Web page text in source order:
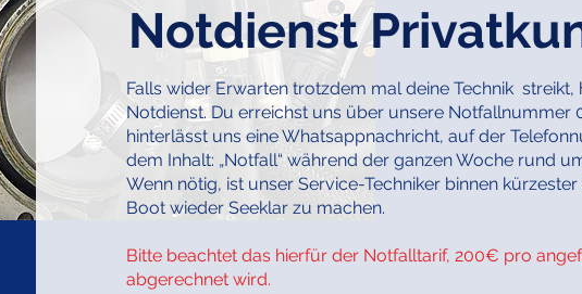
Notdienst
Falls wider Erwarten trotzdem mal deine Technik streikt,
Notdienst. Du erreichst uns über unsere Notfallnummer
hinterlässt uns eine Whatsappnachricht, auf der
dem Inhalt: „Notfall“ während der ganzen Woche rund
Wenn nötig, ist unser Service-Techniker binnen kürzester
Boot wieder Seeklar zu machen.
Bitte beachtet das hierfür der Notfalltarif, 200€ pro
abgerechnet wird.